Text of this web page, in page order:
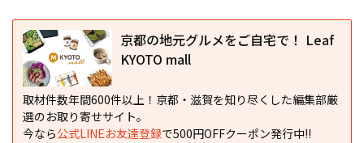
京都の地元グルメをご自宅で！ Leaf
KYOTO mall
取材件数年間600件以上！京都・滋賀を知り尽くした編集部厳
選のお取り寄せサイト。
今なら公式LINEお友達登録で500円OFFクーポン発行中!!